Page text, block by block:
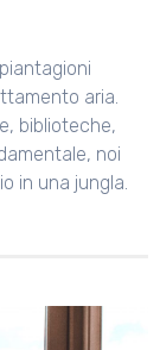
aria.
biblioteche,
noi
in una jungla.